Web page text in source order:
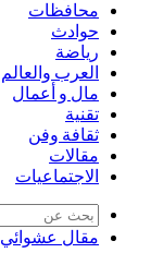
محافظات
حوادث
رياضة
العرب والعالم
مال و أعمال
تقنية
ثقافة وفن
مقالات
الاجتماعيات
مقال عشوائي